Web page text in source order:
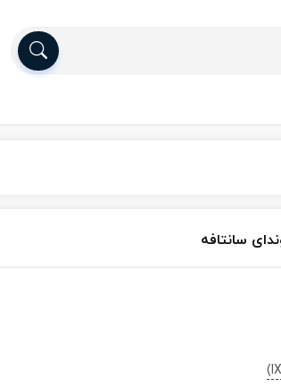
سانتافه